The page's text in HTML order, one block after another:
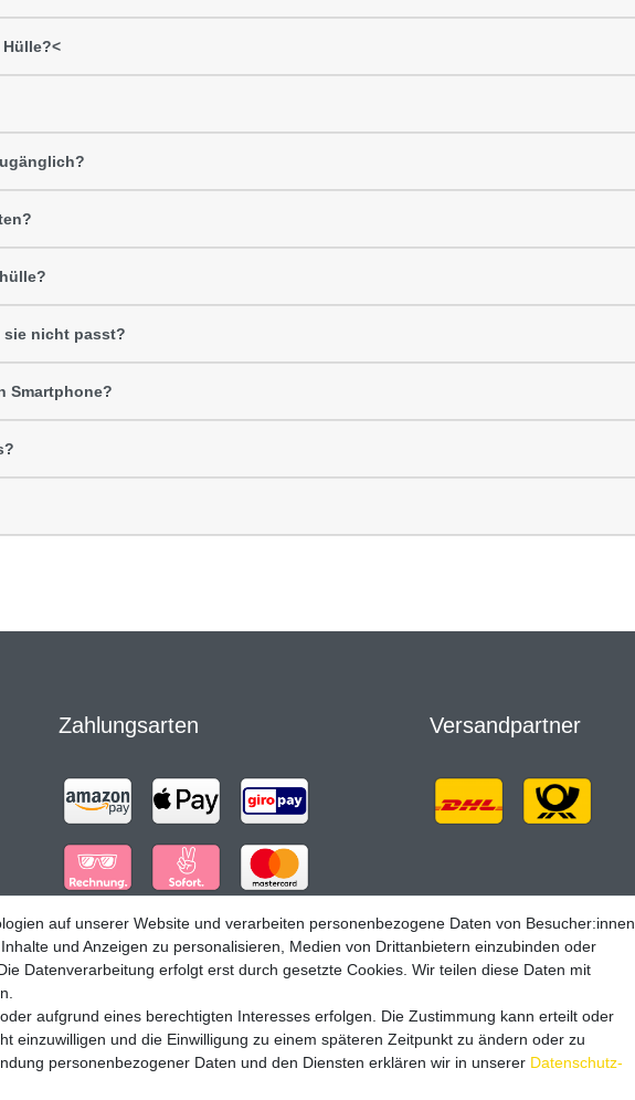
sie nicht passt?
Smartphone?
Zahlungsarten Versandpartner
auf unserer Website und verarbeiten personenbezogene Daten von Besucher:innen
und Anzeigen zu personalisieren, Medien von Drittanbietern einzubinden oder
Datenverarbeitung erfolgt erst durch gesetzte Cookies. Wir teilen diese Daten mit
aufgrund eines berechtigten Interesses erfolgen. Die Zustimmung kann erteilt oder
einzuwilligen und die Einwilligung zu einem späteren Zeitpunkt zu ändern oder zu
personenbezogener Daten und den Diensten erklären wir in unserer Daten­schutz­